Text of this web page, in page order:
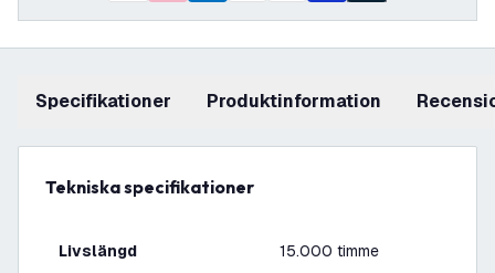
Specifikationer produktinformation
Tekniska specifikationer
Livslängd 15.000 timme